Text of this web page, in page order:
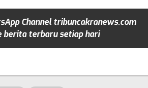
Channel tribuncakranews.com
berita terbaru setiap hari